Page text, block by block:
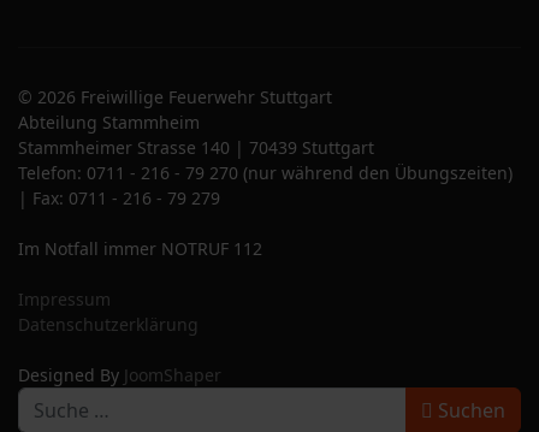
© 2026 Freiwillige Feuerwehr Stuttgart
Abteilung Stammheim
Stammheimer Strasse 140 | 70439 Stuttgart
Telefon: 0711 - 216 - 79 270 (nur während den Übungszeiten)
| Fax: 0711 - 216 - 79 279
Im Notfall immer NOTRUF 112
Impressum
Datenschutzerklärung
Designed By JoomShaper
Suchen